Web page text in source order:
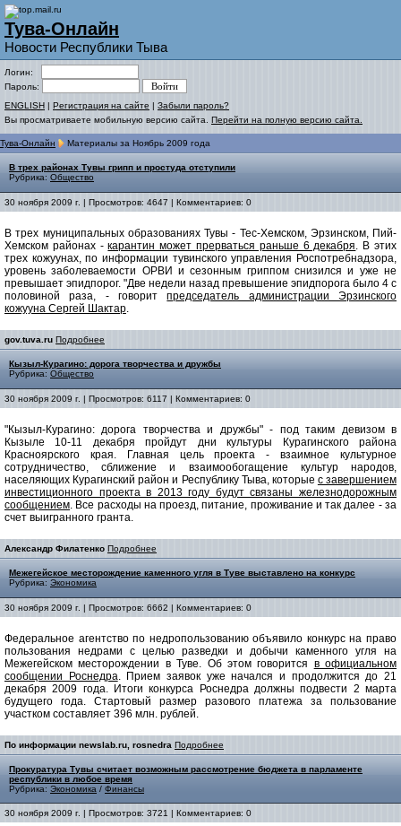
Тува-Онлайн
Новости Республики Тыва
Логин:
Пароль:
ENGLISH | Регистрация на сайте | Забыли пароль?
Вы просматриваете мобильную версию сайта. Перейти на полную версию сайта.
Тува-Онлайн Материалы за Ноябрь 2009 года
В трех районах Тувы грипп и простуда отступили
Рубрика: Общество
30 ноября 2009 г. | Просмотров: 4647 | Комментариев: 0
В трех муниципальных образованиях Тувы - Тес-Хемском, Эрзинском, Пий-
Хемском районах -карантин может прерваться раньше 6 декабря. В этих
трех кожуунах, по информации тувинского управления Роспотребнадзора,
уровень заболеваемости ОРВИ и сезонным гриппом снизился и уже не
превышает эпидпорог. "Две недели назад превышение эпидпорога было 4 с
половиной раза, - говоритпредседатель администрации Эрзинского
кожууна Сергей Шактар.
gov.tuva.ru Подробнее
Кызыл-Курагино: дорога творчества и дружбы
Рубрика: Общество
30 ноября 2009 г. | Просмотров: 6117 | Комментариев: 0
"Кызыл-Курагино: дорога творчества и дружбы" - под таким девизом в
Кызыле 10-11 декабря пройдут дни культуры Курагинского района
Красноярского края. Главная цель проекта - взаимное культурное
сотрудничество, сближение и взаимообогащение культур народов,
населяющих Курагинский район и Республику Тыва, которые с завершением
инвестиционного проекта в 2013 году будут связаны железнодорожным
сообщением. Все расходы на проезд, питание, проживание и так далее - за
счет выигранного гранта.
Александр Филатенко Подробнее
Межегейское месторождение каменного угля в Туве выставлено на конкурс
Рубрика: Экономика
30 ноября 2009 г. | Просмотров: 6662 | Комментариев: 0
Федеральное агентство по недропользованию объявило конкурс на право
пользования недрами с целью разведки и добычи каменного угля на
Межегейском месторождении в Туве. Об этом говорится в официальном
сообщении Роснедра. Прием заявок уже начался и продолжится до 21
декабря 2009 года. Итоги конкурса Роснедра должны подвести 2 марта
будущего года. Cтартовый размер разового платежа за пользование
участком составляет 396 млн. рублей.
По информации newslab.ru, rosnedra Подробнее
Прокуратура Тувы считает возможным рассмотрение бюджета в парламенте
республики в любое время
Рубрика: Экономика / Финансы
30 ноября 2009 г. | Просмотров: 3721 | Комментариев: 0